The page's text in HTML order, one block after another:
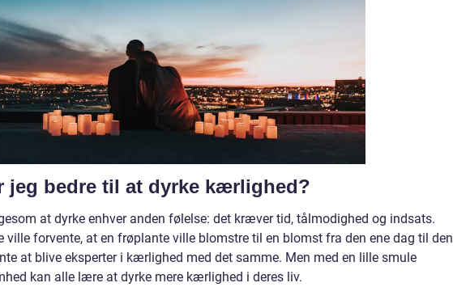
jeg bedre til at dyrke kærlighed?
at dyrke enhver anden følelse: det kræver tid, tålmodighed og indsats.
ville forvente, at en frøplante ville blomstre til en blomst fra den ene dag til den
at blive eksperter i kærlighed med det samme. Men med en lille smule
kan alle lære at dyrke mere kærlighed i deres liv.